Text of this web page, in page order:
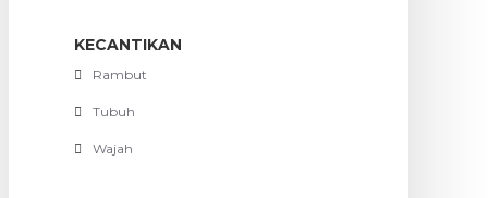
KECANTIKAN
Rambut
Tubuh
Wajah